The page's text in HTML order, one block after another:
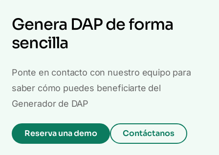
Genera DAP de forma
sencilla
Ponte en contacto con nuestro equipo para
saber cómo puedes beneficiarte del
Generador de DAP
Reserva una demo Contáctanos